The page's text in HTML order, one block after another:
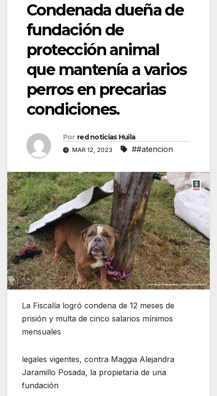
Condenada dueña de
fundación de
protección animal
que mantenía a varios
perros en precarias
condiciones.
Por red noticias Huila
MAR 12, 2023 ##atencion
La Fiscalía logró condena de 12 meses de
prisión y multa de cinco salarios mínimos
mensuales
legales vigentes, contra Maggia Alejandra
Jaramillo Posada, la propietaria de una
fundación